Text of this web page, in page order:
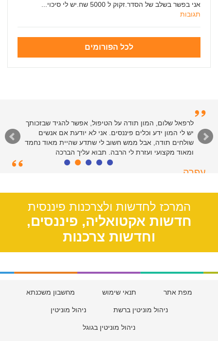
אני בפשר בשלב של הסדר.זקוק ל 5000 שח.יש לי סיכוי...
תגובות
לכל הפורומים
לרפאל שלום, המון תודה על הטיפול, אפשר להגיד שבזכותך
יש לי המון ידע וכלים פיננסים. אני לא יודעת אם אנשים
שולחים תודה, אבל ממש חשוב לי שתדע שהיית מאוד נחמד
ומאוד מקצועי ועזרת לי הרבה. תבוא עליך הברכה
עפרה
המרכז לחדשות ולצרכנות פיננסית
חדשות אקטואליה, פיננסים,
וחדשות צרכנות
מפת אתר תנאי שימוש מחשבון משכנתא
ניהול מוניטין ברשת ניהול מוניטין
ניהול מוניטין בגוגל